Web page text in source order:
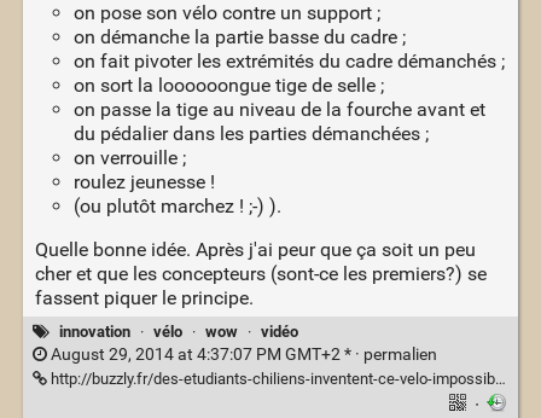
on pose son vélo contre un support ;
on démanche la partie basse du cadre ;
on fait pivoter les extrémités du cadre démanchés ;
on sort la loooooongue tige de selle ;
on passe la tige au niveau de la fourche avant et
du pédalier dans les parties démanchées ;
on verrouille ;
roulez jeunesse !
(ou plutôt marchez ! ;-) ).
Quelle bonne idée. Après j'ai peur que ça soit un peu
cher et que les concepteurs (sont-ce les premiers?) se
fassent piquer le principe.
innovation · vélo · wow · vidéo
August 29, 2014 at 4:37:07 PM GMT+2 * · permalien
http://buzzly.fr/des-etudiants-chiliens-inventent-ce-velo-impossible-a-voler.html
·